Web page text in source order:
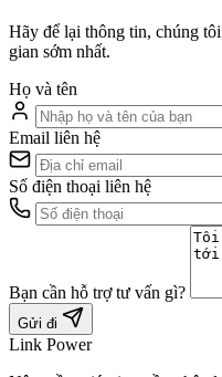
Hãy để lại thông tin, chúng
gian sớm nhất.
Họ và tên
Email liên hệ
Số điện thoại liên hệ
Bạn cần hỗ trợ tư vấn gì?
Gửi đi
Link Power